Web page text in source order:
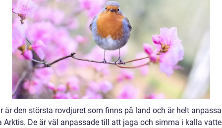
är den största rovdjuret som finns på land och är helt
Arktis. De är väl anpassade till att jaga och simma i kalla